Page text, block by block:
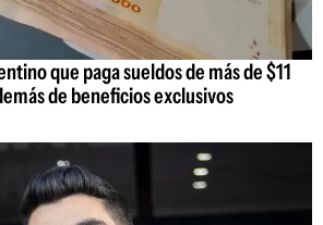
que paga sueldos de más de $11
de beneficios exclusivos